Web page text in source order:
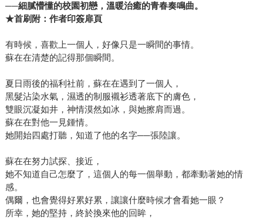
──細膩懵懂的校園初戀，溫暖治癒的青春奏鳴曲。
★首刷附：作者印簽扉頁
有時候，喜歡上一個人，好像只是一瞬間的事情。
蘇在在清楚的記得那個瞬間。
夏日雨後的福利社前，蘇在在遇到了一個人，
黑髮沾染水氣，濕透的制服襯衫透著底下的膚色，
雙眼沉凝如井，神情漠然如冰，與她擦肩而過。
蘇在在對他一見鍾情。
她開始四處打聽，知道了他的名字──張陸讓。
蘇在在努力試探、接近，
她不知道自己怎麼了，這個人的每一個舉動，都牽動著她的情
感。
偶爾，也會覺得好累好累，讓讓什麼時候才會看她一眼？
所幸，她的堅持，終於換來他的回眸，